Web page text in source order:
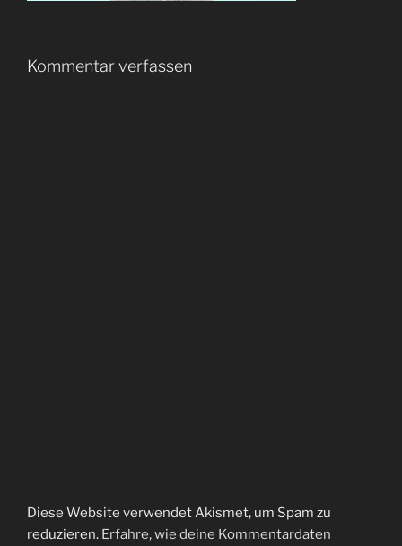
Kommentar verfassen
Diese Website verwendet Akismet, um Spam zu
reduzieren. Erfahre, wie deine Kommentardaten